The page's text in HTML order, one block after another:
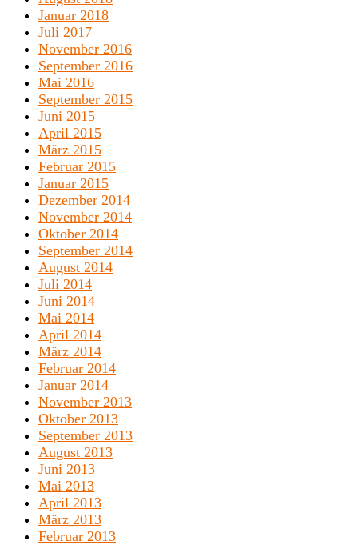
Januar 2018
Juli 2017
November 2016
September 2016
Mai 2016
September 2015
Juni 2015
April 2015
März 2015
Februar 2015
Januar 2015
Dezember 2014
November 2014
Oktober 2014
September 2014
August 2014
Juli 2014
Juni 2014
Mai 2014
April 2014
März 2014
Februar 2014
Januar 2014
November 2013
Oktober 2013
September 2013
August 2013
Juni 2013
Mai 2013
April 2013
März 2013
Februar 2013